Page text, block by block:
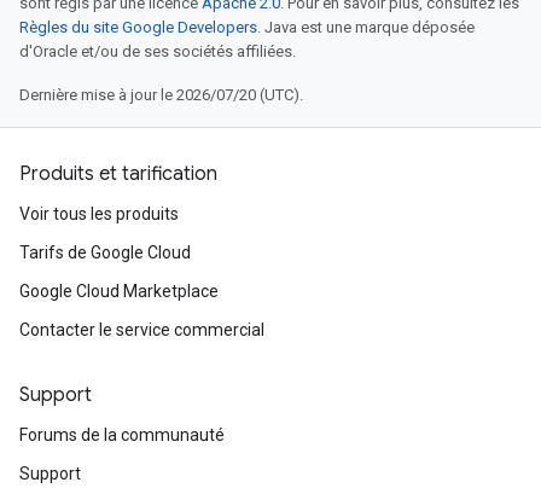
Règles du site Google Developers. Java est une marque déposée
d'Oracle et/ou de ses sociétés affiliées.
Dernière mise à jour le 2026/07/20 (UTC).
Produits et tarification
Voir tous les produits
Tarifs de Google Cloud
Google Cloud Marketplace
Contacter le service commercial
Support
Forums de la communauté
Support